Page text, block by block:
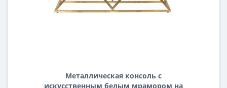
Металлическая консоль с
искусственным белым мрамором на